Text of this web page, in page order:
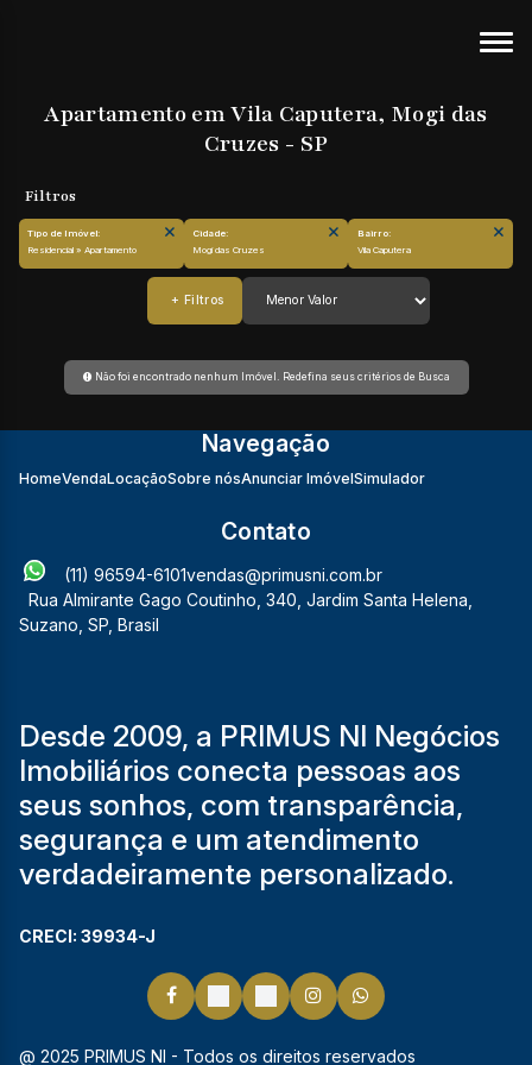
Apartamento em Vila Caputera, Mogi das
Cruzes - SP
Residencial » Apartamento
Mogi das Cruzes
Vila Caputera
Não foi encontrado nenhum Imóvel. Redefina seus critérios de Busca
Navegação
HomeVendaLocaçãoSobre nósAnunciar ImóvelSimulador
Contato
(11) 96594-6101vendas@primusni.com.br
Rua Almirante Gago Coutinho 340 Jardim Santa Helena
Suzano SP Brasil
Desde 2009, a PRIMUS NI Negócios
Imobiliários conecta pessoas aos
seus sonhos, com transparência,
segurança e um atendimento
verdadeiramente personalizado.
CRECI: 39934-J
@ 2025 PRIMUS NI - Todos os direitos reservados